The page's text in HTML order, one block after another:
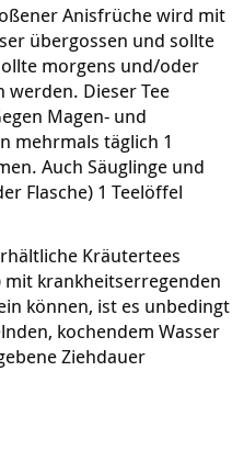
Anisfrüche wird mit
übergossen und sollte
morgens und/oder
werden. Dieser Tee
Magen- und
mehrmals täglich 1
Auch Säuglinge und
Flasche) 1 Teelöffel
Kräutertees
krankheitserregenden
können, ist es unbedingt
kochendem Wasser
Ziehdauer